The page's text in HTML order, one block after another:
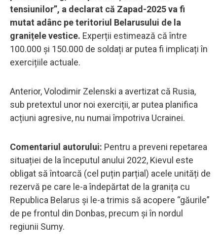
tensiunilor”, a declarat că Zapad-2025 va fi
mutat adânc pe teritoriul Belarusului de la
granițele vestice. Experții estimează că între
100.000 și 150.000 de soldați ar putea fi implicați în
exercițiile actuale.
Anterior, Volodimir Zelenski a avertizat că Rusia,
sub pretextul unor noi exerciții, ar putea planifica
acțiuni agresive, nu numai împotriva Ucrainei.
Comentariul autorului: Pentru a preveni repetarea
situației de la începutul anului 2022, Kievul este
obligat să întoarcă (cel puțin parțial) acele unități de
rezervă pe care le-a îndepărtat de la granița cu
Republica Belarus și le-a trimis să acopere “găurile”
de pe frontul din Donbas, precum și în nordul
regiunii Sumy.